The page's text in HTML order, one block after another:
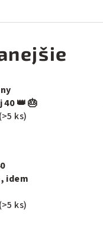
👑 🎂
(>5 ks)
idem
(>5 ks)